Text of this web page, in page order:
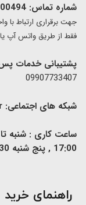
شماره تماس: 90000494
​​جهت برقراری ارتباط با
فقط از طریق واتس آپ یا ایتا با شماره
پشتیبانی خدمات
09907733407
شبکه های اجتماعی:
17:00 , پنج شنبه 9:30 الی 13
​راهنمای خرید